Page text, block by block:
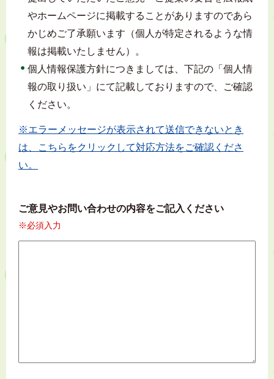
やホームページに掲載することがありますのであら
かじめご了承願います（個人が特定されるような情
報は掲載いたしません）。
個人情報保護方針につきましては、下記の「個人情
報の取り扱い」にて記載しておりますので、ご確認
ください。
※エラーメッセージが表示されて送信できないとき
は、こちらをクリックして対応方法をご確認くださ
い。
ご意見やお問い合わせの内容をご記入ください
※必須入力